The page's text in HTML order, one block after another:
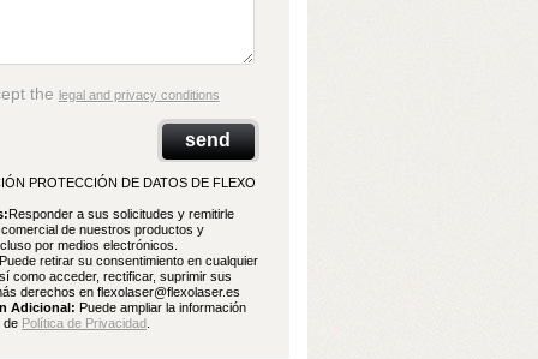
the legal and privacy conditions
PROTECCIÓN DE DATOS DE FLEXO
Responder a sus solicitudes y remitirle
de nuestros productos y
por medios electrónicos.
retirar su consentimiento en cualquier
como acceder, rectificar, suprimir sus
derechos en flexolaser@flexolaser.es
Adicional: Puede ampliar la información
de Política de Privacidad